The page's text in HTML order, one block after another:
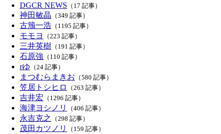
DGCR NEWS （17 記事）
神田敏晶 （349 記事）
古籏一浩 （1195 記事）
モモヨ （223 記事）
三井英樹 （191 記事）
石原強 （110 記事）
rゆ （24 記事）
まつむらまきお （580 記事）
笠居トシヒロ （263 記事）
吉井宏 （1296 記事）
海津ヨシノリ （406 記事）
永吉克之 （298 記事）
茂田カツノリ （159 記事）